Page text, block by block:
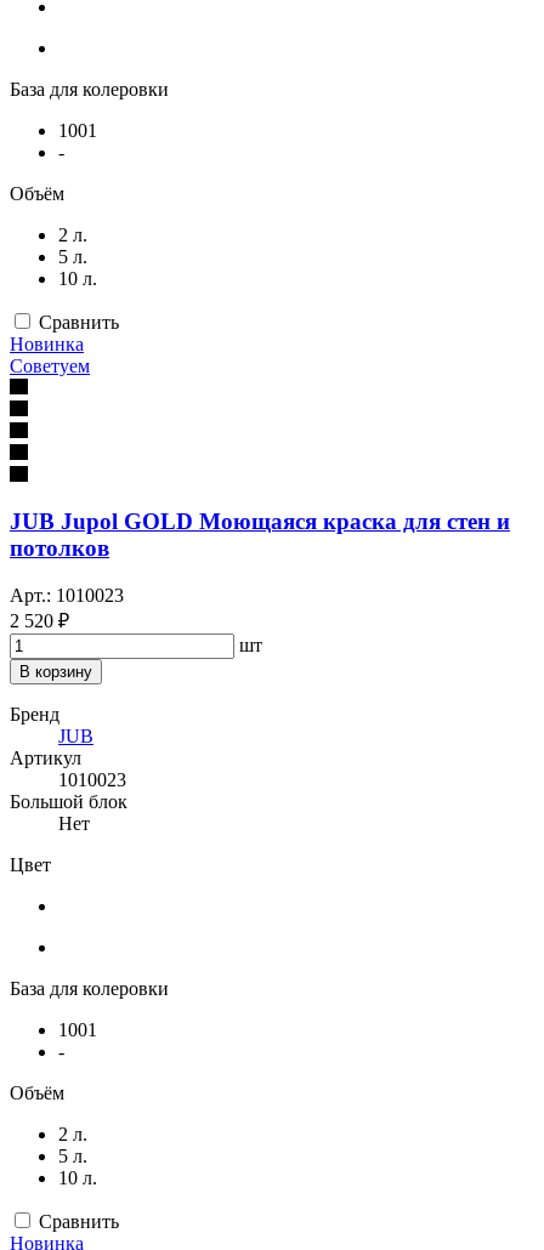
База для колеровки
1001
-
Объём
2 л.
5 л.
10 л.
Сравнить
Новинка
Советуем
JUB Jupol GOLD Моющаяся краска для стен и
потолков
Арт.: 1010023
2 520 ₽
шт
В корзину
Бренд
JUB
Артикул
1010023
Большой блок
Нет
Цвет
База для колеровки
1001
-
Объём
2 л.
5 л.
10 л.
Сравнить
Новинка